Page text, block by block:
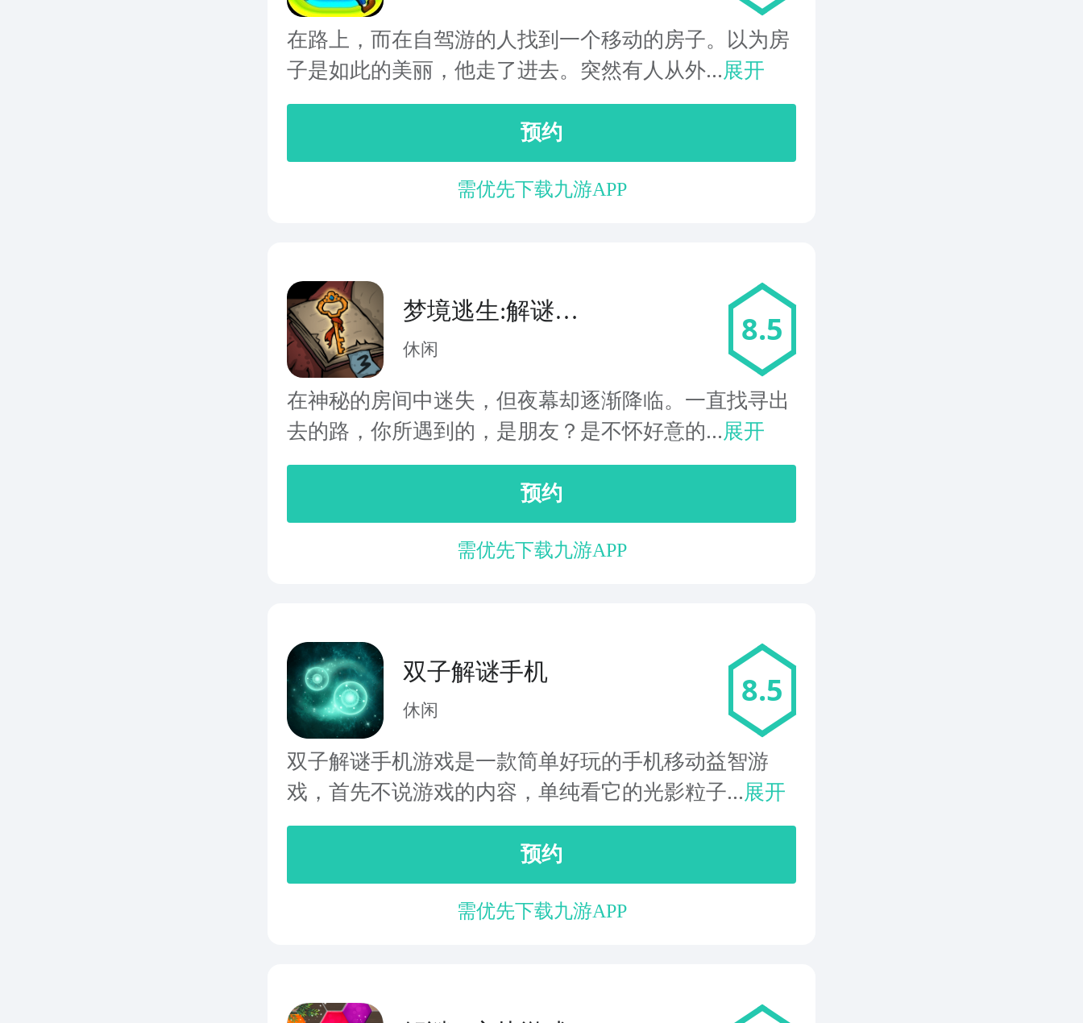
在路上，而在自驾游的人找到一个移动的房子。以为房
子是如此的美丽，他走了进去。突然有人从外...展开
预约
需优先下载九游APP
梦境逃生:解谜游
戏
休闲
8.5
在神秘的房间中迷失，但夜幕却逐渐降临。一直找寻出
去的路，你所遇到的，是朋友？是不怀好意的...展开
预约
需优先下载九游APP
双子解谜手机
休闲
8.5
双子解谜手机游戏是一款简单好玩的手机移动益智游
戏，首先不说游戏的内容，单纯看它的光影粒子...展开
预约
需优先下载九游APP